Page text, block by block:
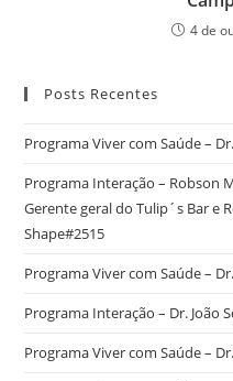
4 de
Posts Recentes
Programa Viver com Saúde –
Programa Interação – Robson
Gerente geral do Tulip´s Bar e
Shape#2515
Programa Viver com Saúde –
Programa Interação – Dr. João
Programa Viver com Saúde –